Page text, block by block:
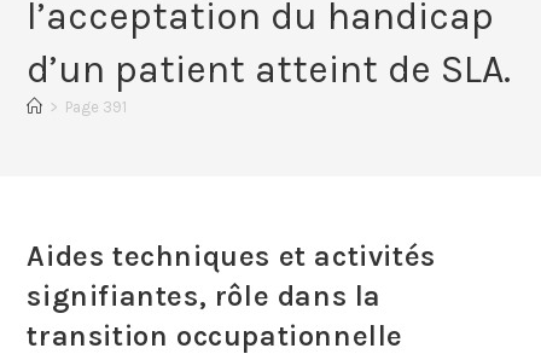
l’acceptation du handicap
d’un patient atteint de SLA.
> Page 391
Aides techniques et activités
signifiantes, rôle dans la
transition occupationnelle